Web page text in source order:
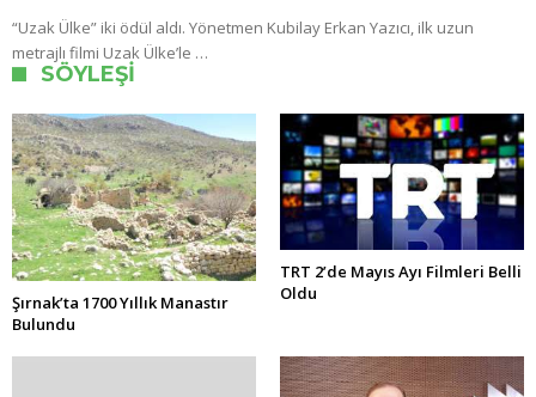
“Uzak Ülke” iki ödül aldı. Yönetmen Kubilay Erkan Yazıcı, ilk uzun
metrajlı filmi Uzak Ülke’le …
SÖYLEŞI
Şırnak’ta 1700 Yıllık Manastır
Bulundu
TRT 2’de Mayıs Ayı Filmleri Belli
Oldu